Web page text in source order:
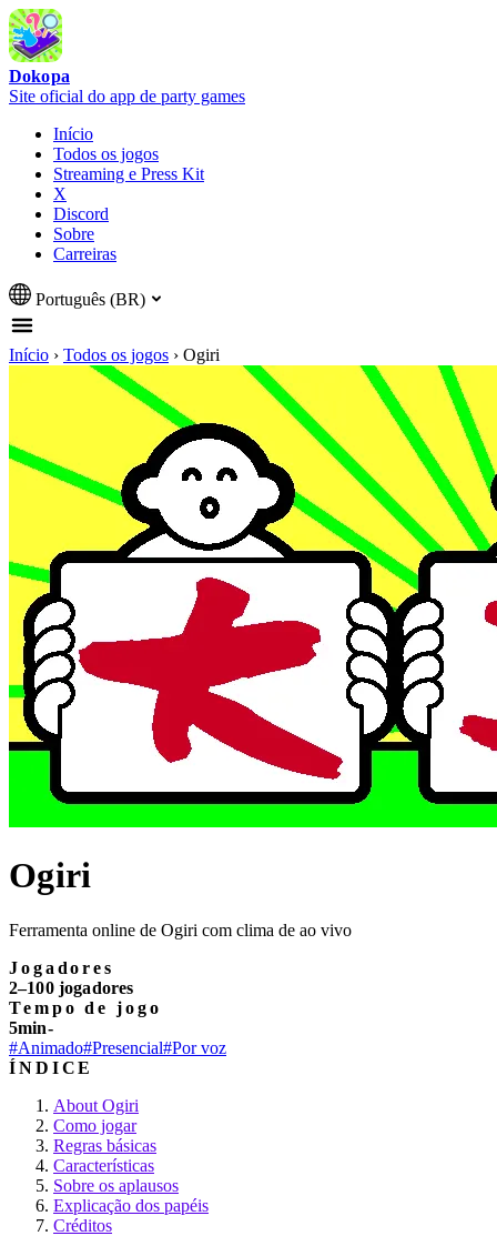
Dokopa
Site oficial do app de party games
Início
Todos os jogos
Streaming e Press Kit
X
Discord
Sobre
Carreiras
Português (BR)
Início › Todos os jogos › Ogiri
Ogiri
Ferramenta online de Ogiri com clima de ao vivo
Jogadores
2–100 jogadores
Tempo de jogo
5min-
#Animado#Presencial#Por voz
ÍNDICE
About Ogiri
Como jogar
Regras básicas
Características
Sobre os aplausos
Explicação dos papéis
Créditos